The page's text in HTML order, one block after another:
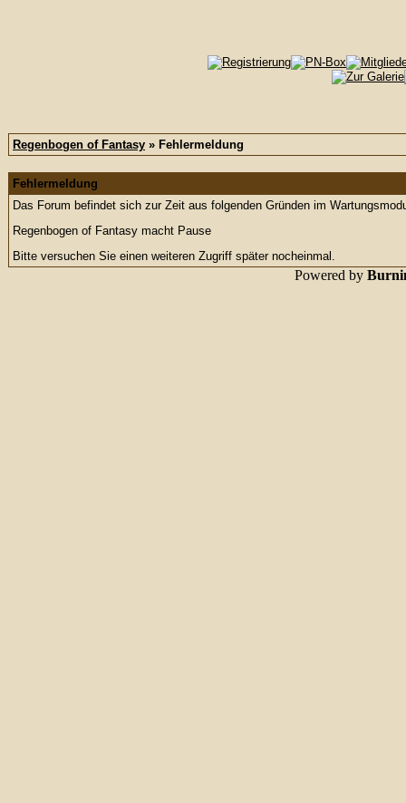
Regenbogen of Fantasy » Fehlermeldung
Fehlermeldung
Das Forum befindet sich zur Zeit aus folgenden Gründen im
Regenbogen of Fantasy macht Pause
Bitte versuchen Sie einen weiteren Zugriff später nocheinmal.
Powered by